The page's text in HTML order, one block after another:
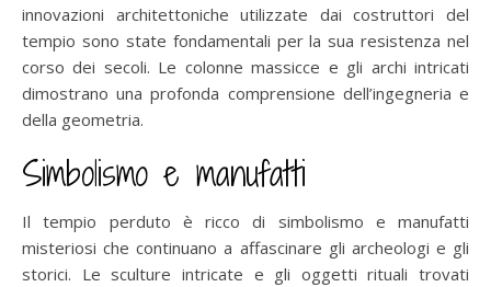
innovazioni architettoniche utilizzate dai costruttori del
tempio sono state fondamentali per la sua resistenza nel
corso dei secoli. Le colonne massicce e gli archi intricati
dimostrano una profonda comprensione dell’ingegneria e
della geometria.
Simbolismo e manufatti
Il tempio perduto è ricco di simbolismo e manufatti
misteriosi che continuano a affascinare gli archeologi e gli
storici. Le sculture intricate e gli oggetti rituali trovati